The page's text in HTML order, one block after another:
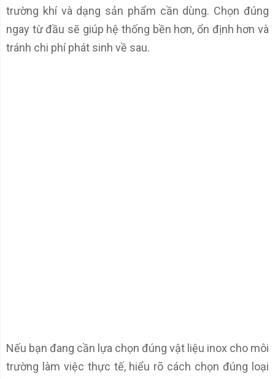
trường khí và dạng sản phẩm cần dùng. Chọn đúng
ngay từ đầu sẽ giúp hệ thống bền hơn, ổn định hơn và
tránh chi phí phát sinh về sau.
Nếu bạn đang cần lựa chọn đúng vật liệu inox cho môi
trường làm việc thực tế, hiểu rõ cách chọn đúng loại